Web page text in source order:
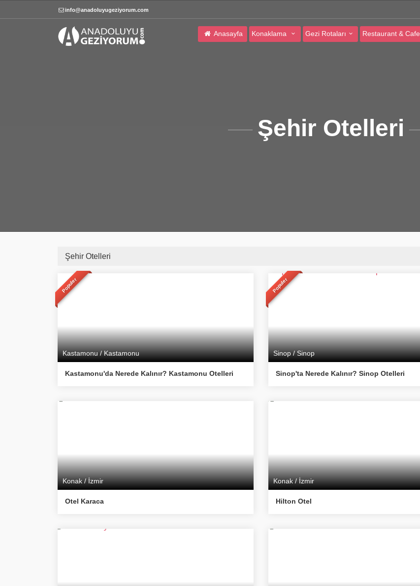
info@anadoluyugeziyorum.com
Anasayfa Konaklama Gezi Rotaları Restaurant & Cafe
Şehir Otelleri
Şehir Otelleri
Populer
Kastamonu / Kastamonu
Kastamonu'da Nerede Kalınır? Kastamonu Otelleri
Populer
Sinop / Sinop
Sinop'ta Nerede Kalınır? Sinop Otelleri
Konak / İzmir
Otel Karaca
Konak / İzmir
Hilton Otel